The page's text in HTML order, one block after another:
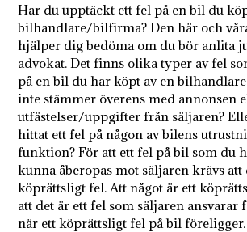
Har du upptäckt ett fel på en bil du
bilhandlare/bilfirma? Den här och
hjälper dig bedöma om du bör anlita
advokat. Det finns olika typer av fel
på en bil du har köpt av en
inte stämmer överens med annonsen
utfästelser/uppgifter från säljaren?
hittat ett fel på någon av bilens
funktion? För att ett fel på bil som du
kunna åberopas mot säljaren krävs att
köprättsligt fel. Att något är ett
att det är ett fel som säljaren ansvarar
när ett köprättsligt fel på bil föreligger.